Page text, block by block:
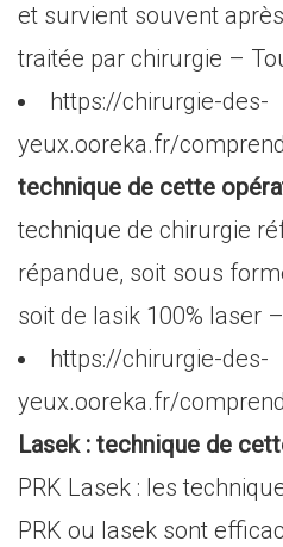
et survient souvent
traitée par chirurgie –
https://chirurgie-des-
yeux.ooreka.fr/
technique de cette
technique de chirurgie
répandue, soit sous
soit de lasik 100% laser
https://chirurgie-des-
yeux.ooreka.fr/
Lasek : technique de
PRK Lasek : les
PRK ou lasek sont